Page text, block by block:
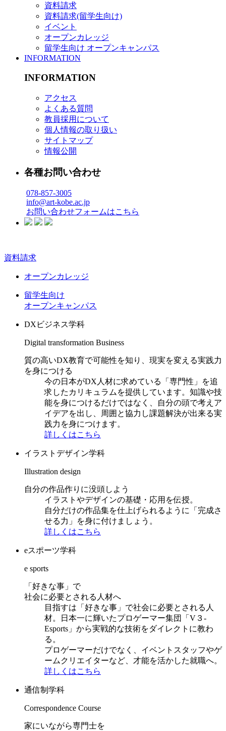
資料請求
資料請求(留学生向け)
イベント
オープンカレッジ
留学生向け オープンキャンパス
INFORMATION
INFORMATION
アクセス
よくある質問
教員採用について
個人情報の取り扱い
サイトマップ
情報公開
各種お問い合わせ
078-857-3005
info@art-kobe.ac.jp
お問い合わせフォームはこちら
資料請求
オープンカレッジ
留学生向け
オープンキャンパス
DXビジネス学科
Digital transformation Business
質の高いDX教育で可能性を知り、現実を変える実践力
を身につける
今の日本がDX人材に求めている「専門性」を追
求したカリキュラムを提供しています。知識や技
能を身につけるだけではなく、自分の頭で考えア
イデアを出し、周囲と協力し課題解決が出来る実
践力を身につけます。
詳しくはこちら
イラストデザイン学科
Illustration design
自分の作品作りに没頭しよう
イラストやデザインの基礎・応用を伝授。
自分だけの作品集を仕上げられるように「完成さ
せる力」を身に付けましょう。
詳しくはこちら
eスポーツ学科
e sports
「好きな事」で
社会に必要とされる人材へ
目指すは「好きな事」で社会に必要とされる人
材。日本一に輝いたプロゲーマー集団「V３-
Esports」から実戦的な技術をダイレクトに教わ
る。
プロゲーマーだけでなく、イベントスタッフやゲ
ームクリエイターなど、才能を活かした就職へ。
詳しくはこちら
通信制学科
Correspondence Course
家にいながら専門士を